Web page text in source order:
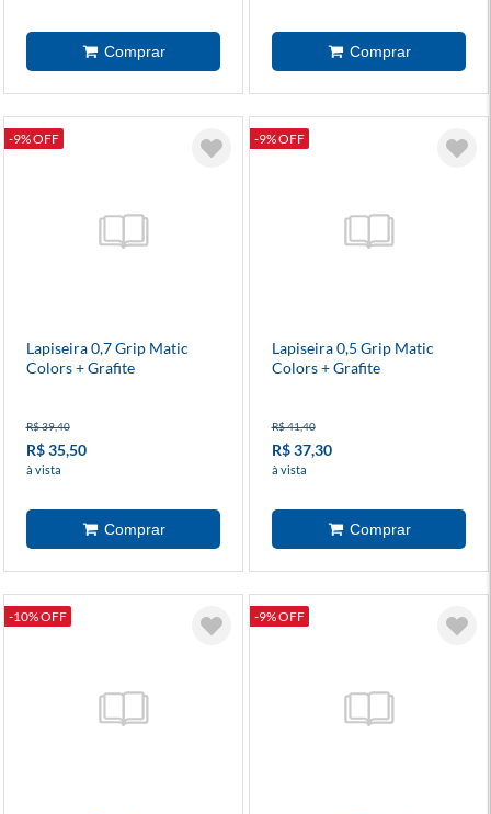
-9% OFF
Lapiseira 0,7 Grip Matic
Colors + Grafite
R$ 39,40
R$ 35,50
à vista
-9% OFF
Lapiseira 0,5 Grip Matic
Colors + Grafite
R$ 41,40
R$ 37,30
à vista
-10% OFF -9% OFF